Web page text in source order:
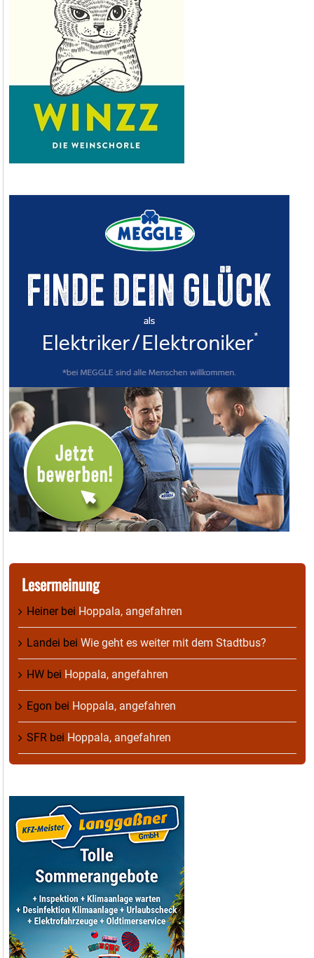
Lesermeinung
Heinerbei Hoppala, angefahren
Landei bei Wie geht es weiter mit dem Stadtbus?
HW bei Hoppala, angefahren
Egon bei Hoppala, angefahren
SFR bei Hoppala, angefahren